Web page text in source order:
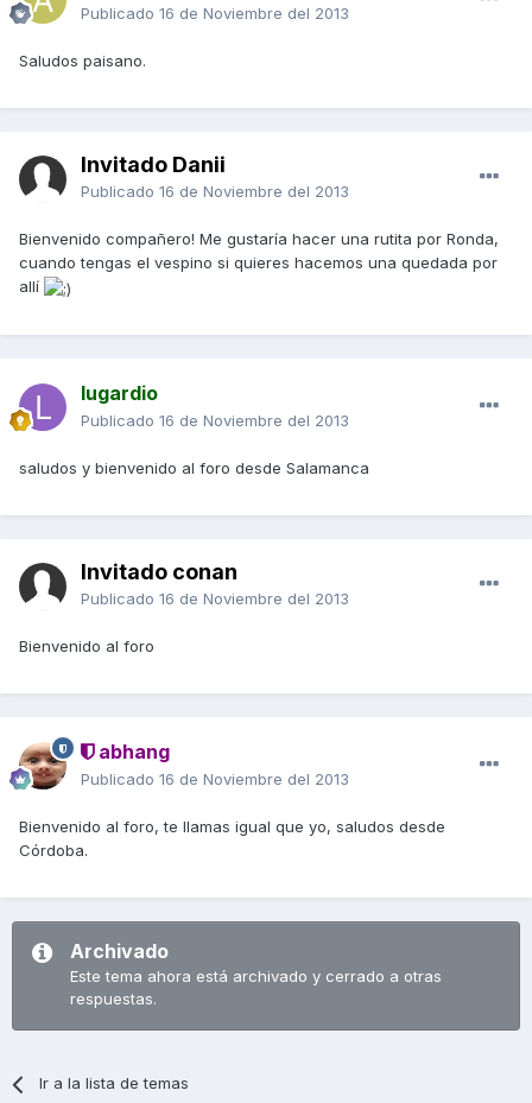
Publicado 16 de Noviembre del 2013
Saludos paisano.
Invitado Danii
Publicado 16 de Noviembre del 2013
Bienvenido compañero! Me gustaría hacer una rutita por Ronda,
cuando tengas el vespino si quieres hacemos una quedada por
allí
lugardio
Publicado 16 de Noviembre del 2013
saludos y bienvenido al foro desde Salamanca
Invitado conan
Publicado 16 de Noviembre del 2013
Bienvenido al foro
abhang
Publicado 16 de Noviembre del 2013
Bienvenido al foro, te llamas igual que yo, saludos desde
Córdoba.
Archivado
Este tema ahora está archivado y cerrado a otras
respuestas.
Ir a la lista de temas